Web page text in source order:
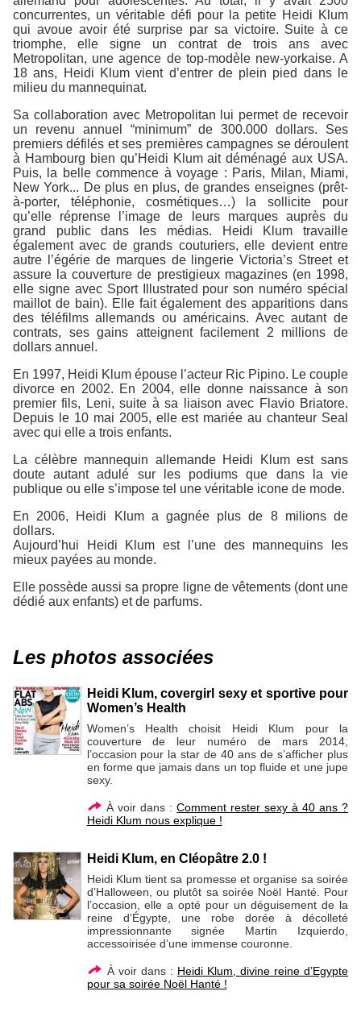
concurrentes, un véritable défi pour la petite Heidi Klum
qui avoue avoir été surprise par sa victoire. Suite à ce
triomphe, elle signe un contrat de trois ans avec
Metropolitan, une agence de top-modèle new-yorkaise. A
18 ans, Heidi Klum vient d’entrer de plein pied dans le
milieu du mannequinat.
Sa collaboration avec Metropolitan lui permet de recevoir
un revenu annuel “minimum” de 300.000 dollars. Ses
premiers défilés et ses premières campagnes se déroulent
à Hambourg bien qu’Heidi Klum ait déménagé aux USA.
Puis, la belle commence à voyage : Paris, Milan, Miami,
New York... De plus en plus, de grandes enseignes (prêt-
à-porter, téléphonie, cosmétiques…) la sollicite pour
qu’elle réprense l’image de leurs marques auprès du
grand public dans les médias. Heidi Klum travaille
également avec de grands couturiers, elle devient entre
autre l’égérie de marques de lingerie Victoria’s Street et
assure la couverture de prestigieux magazines (en 1998,
elle signe avec Sport Illustrated pour son numéro spécial
maillot de bain). Elle fait également des apparitions dans
des téléfilms allemands ou américains. Avec autant de
contrats, ses gains atteignent facilement 2 millions de
dollars annuel.
En 1997, Heidi Klum épouse l’acteur Ric Pipino. Le couple
divorce en 2002. En 2004, elle donne naissance à son
premier fils, Leni, suite à sa liaison avec Flavio Briatore.
Depuis le 10 mai 2005, elle est mariée au chanteur Seal
avec qui elle a trois enfants.
La célèbre mannequin allemande Heidi Klum est sans
doute autant adulé sur les podiums que dans la vie
publique ou elle s’impose tel une véritable icone de mode.
En 2006, Heidi Klum a gagnée plus de 8 milions de
dollars.
Aujourd’hui Heidi Klum est l’une des mannequins les
mieux payées au monde.
Elle possède aussi sa propre ligne de vêtements (dont une
dédié aux enfants) et de parfums.
Les photos associées
Heidi Klum, covergirl sexy et sportive pour
Women’s Health
Women’s Health choisit Heidi Klum pour la
couverture de leur numéro de mars 2014,
l’occasion pour la star de 40 ans de s’afficher plus
en forme que jamais dans un top fluide et une jupe
sexy.
À voir dans :Comment rester sexy à 40 ans ?
Heidi Klum nous explique !
Heidi Klum, en Cléopâtre 2.0 !
Heidi Klum tient sa promesse et organise sa soirée
d’Halloween, ou plutôt sa soirée Noël Hanté. Pour
l’occasion, elle a opté pour un déguisement de la
reine d’Égypte, une robe dorée à décolleté
impressionnante signée Martin Izquierdo,
accessoirisée d’une immense couronne.
À voir dans : Heidi Klum, divine reine d’Egypte
pour sa soirée Noël Hanté !